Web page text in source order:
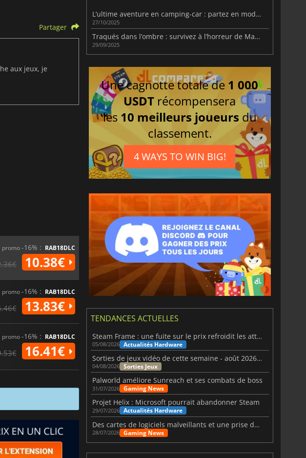
Partager
aux jeux, je
promo-16% : RAB18DLC
10.38€
promo-16% : RAB18DLC
13.83€
promo-16% : RAB18DLC
16.41€
L’ultime aventure en camping-car : partez en mode coop !
27/10/2025
Traqués dans l’ombre : survivez à l’horreur de Macabre
29/09/2025
Une cagnotte totale de 1 000
USDT récompensera
les 10 meilleurs joueurs du
classement.
4 WAYS TO WIN BIG!
TENDANCES ACTUELLES
Steam Frame : une fuite sur le prix refroidit les attentes VR
05/08/2026 Actualités Hardware
Sorties de jeux vidéo de cette semaine - août 2026 (semaine 32)
04/08/2026 Sorties Jeux
Palworld améliore Sunreach et ses combats de boss
31/07/2026 Gaming News
Projet Helix : Microsoft pourrait abandonner Steam
29/07/2026 Actualités Hardware
Des cartes de logiciels malveillants et une prise de contrôle de Discord ont touché Meccha Chameleon
28/07/2026 Gaming News